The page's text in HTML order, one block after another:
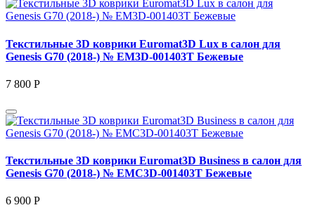
Текстильные 3D коврики Euromat3D Lux в салон для
Genesis G70 (2018-) № EM3D-001403T Бежевые
7 800 Р
Текстильные 3D коврики Euromat3D Business в салон для
Genesis G70 (2018-) № EMC3D-001403T Бежевые
6 900 Р